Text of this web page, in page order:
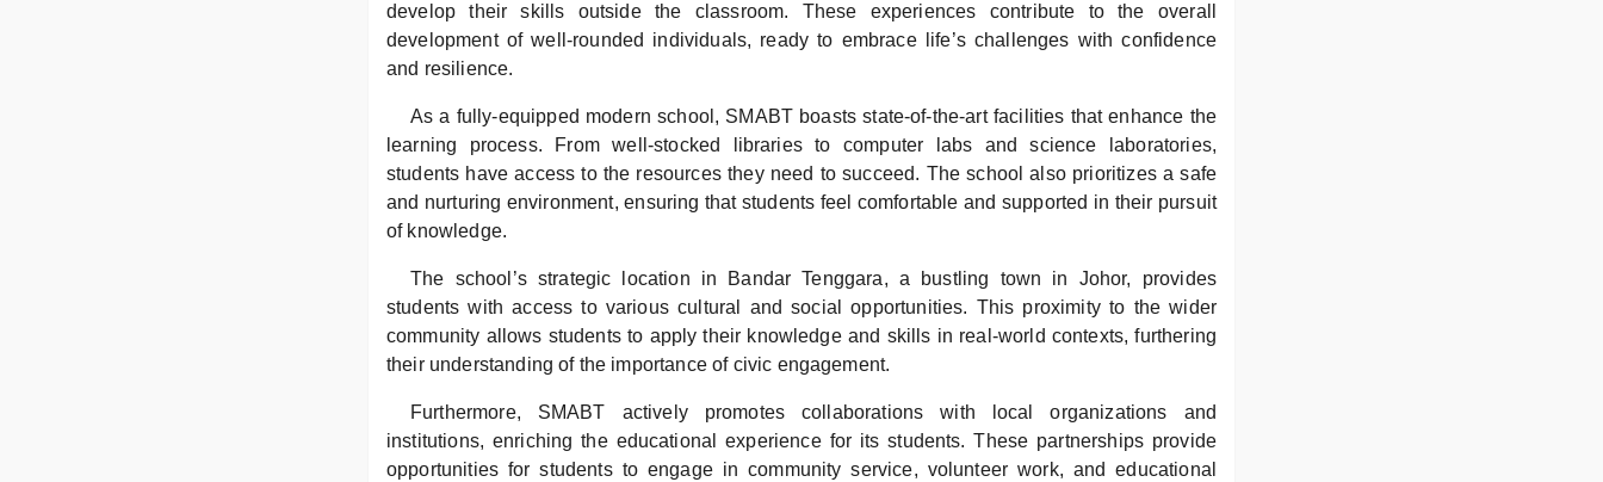
develop their skills outside the classroom. These experiences contribute to the overall
development of well-rounded individuals, ready to embrace life’s challenges with confidence
and resilience.
As a fully-equipped modern school, SMABT boasts state-of-the-art facilities that enhance the
learning process. From well-stocked libraries to computer labs and science laboratories,
students have access to the resources they need to succeed. The school also prioritizes a safe
and nurturing environment, ensuring that students feel comfortable and supported in their pursuit
of knowledge.
The school’s strategic location in Bandar Tenggara, a bustling town in Johor, provides
students with access to various cultural and social opportunities. This proximity to the wider
community allows students to apply their knowledge and skills in real-world contexts, furthering
their understanding of the importance of civic engagement.
Furthermore, SMABT actively promotes collaborations with local organizations and
institutions, enriching the educational experience for its students. These partnerships provide
opportunities for students to engage in community service, volunteer work, and educational